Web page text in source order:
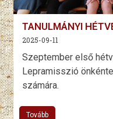
TANULMÁNYI
2025-09-11
Szeptember első
Lepramisszió
számára.
Tovább